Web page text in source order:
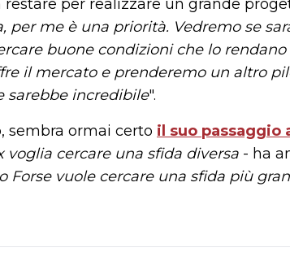
per realizzare un grande
me è una priorità. Vedremo se
buone condizioni che lo
il mercato e prenderemo un altro
sarebbe incredibile".
sembra ormai certo il suo passaggio
voglia cercare una sfida diversa - ha
Forse vuole cercare una sfida più